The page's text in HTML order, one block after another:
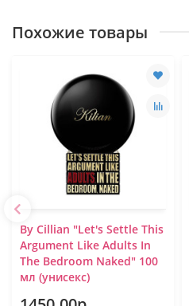
Похожие товары
By Cillian "Let's Settle This
Argument Like Adults In
The Bedroom Naked" 100
мл (унисекс)